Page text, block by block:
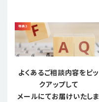
よくあるご相談内容をピッ
クアップして
メールにてお届けいたしま